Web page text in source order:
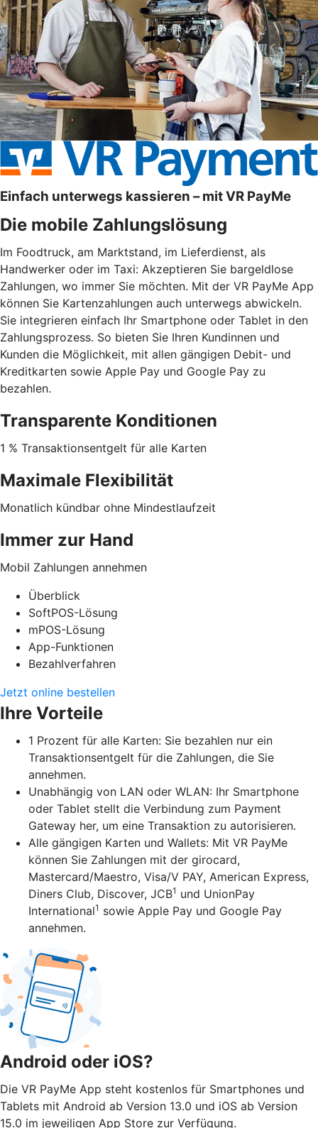
Einfach unterwegs kassieren – mit VR PayMe
Die mobile Zahlungslösung
Im Foodtruck, am Marktstand, im Lieferdienst, als
Handwerker oder im Taxi: Akzeptieren Sie bargeldlose
Zahlungen, wo immer Sie möchten. Mit der VR PayMe App
können Sie Kartenzahlungen auch unterwegs abwickeln.
Sie integrieren einfach Ihr Smartphone oder Tablet in den
Zahlungsprozess. So bieten Sie Ihren Kundinnen und
Kunden die Möglichkeit, mit allen gängigen Debit- und
Kreditkarten sowie Apple Pay und Google Pay zu
bezahlen.
Transparente Konditionen
1 % Transaktionsentgelt für alle Karten
Maximale Flexibilität
Monatlich kündbar ohne Mindestlaufzeit
Immer zur Hand
Mobil Zahlungen annehmen
Überblick
SoftPOS-Lösung
mPOS-Lösung
App-Funktionen
Bezahlverfahren
Jetzt online bestellen
Ihre Vorteile
1 Prozent für alle Karten: Sie bezahlen nur ein
Transaktionsentgelt für die Zahlungen, die Sie
annehmen.
Unabhängig von LAN oder WLAN: Ihr Smartphone
oder Tablet stellt die Verbindung zum Payment
Gateway her, um eine Transaktion zu autorisieren.
Alle gängigen Karten und Wallets: Mit VR PayMe
können Sie Zahlungen mit der girocard,
Mastercard/Maestro, Visa/V PAY, American Express,
Diners Club, Discover, JCB1 und UnionPay
International1 sowie Apple Pay und Google Pay
annehmen.
Android oder iOS?
Die VR PayMe App steht kostenlos für Smartphones und
Tablets mit Android ab Version 13.0 und iOS ab Version
15.0 im jeweiligen App Store zur Verfügung.